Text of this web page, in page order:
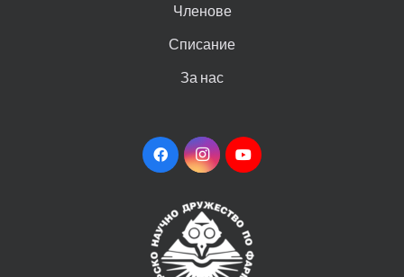
Членове
Списание
За нас